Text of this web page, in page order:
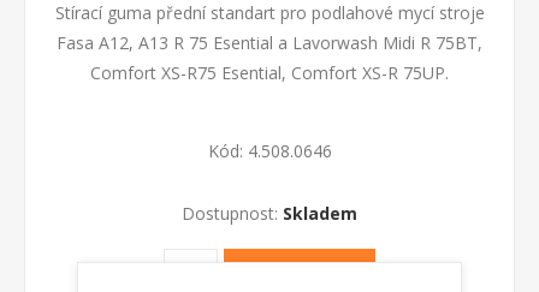
Stírací guma přední standart pro podlahové mycí stroje
Fasa A12, A13 R 75 Esential a Lavorwash Midi R 75BT,
Comfort XS-R75 Esential, Comfort XS-R 75UP.
Kód: 4.508.0646
Dostupnost: Skladem